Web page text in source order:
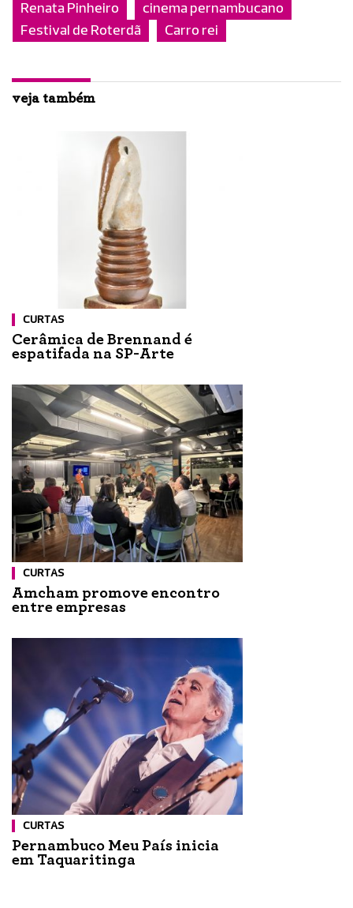
Renata Pinheiro
cinema pernambucano
Festival de Roterdã
Carro rei
veja também
CURTAS
Cerâmica de Brennand é
espatifada na SP-Arte
CURTAS
Amcham promove encontro
entre empresas
CURTAS
Pernambuco Meu País inicia
em Taquaritinga